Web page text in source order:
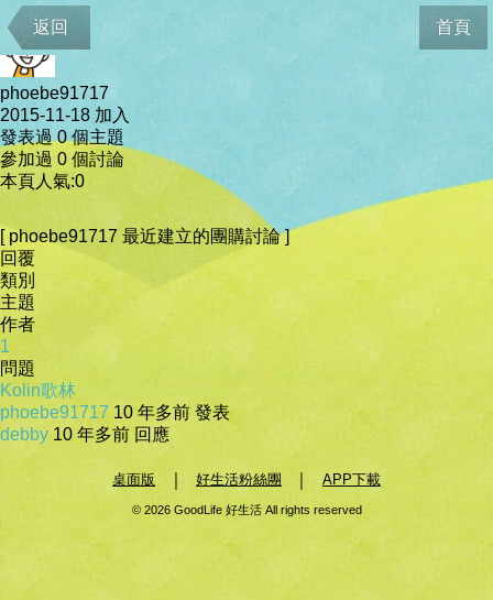
返回 首頁
會員資料
phoebe91717
2015-11-18 加入
發表過 0 個主題
參加過 0 個討論
本頁人氣:0
[ phoebe91717 最近建立的團購討論 ]
回覆
類別
主題
作者
1
問題
Kolin歌林
phoebe91717 10 年多前 發表
debby 10 年多前 回應
桌面版 好生活粉絲團 APP下載
© 2026 GoodLife 好生活 All rights reserved